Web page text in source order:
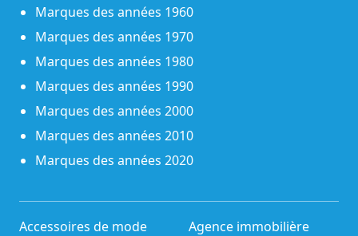
Marques des années 1960
Marques des années 1970
Marques des années 1980
Marques des années 1990
Marques des années 2000
Marques des années 2010
Marques des années 2020
Accessoires de mode
Agence immobilière